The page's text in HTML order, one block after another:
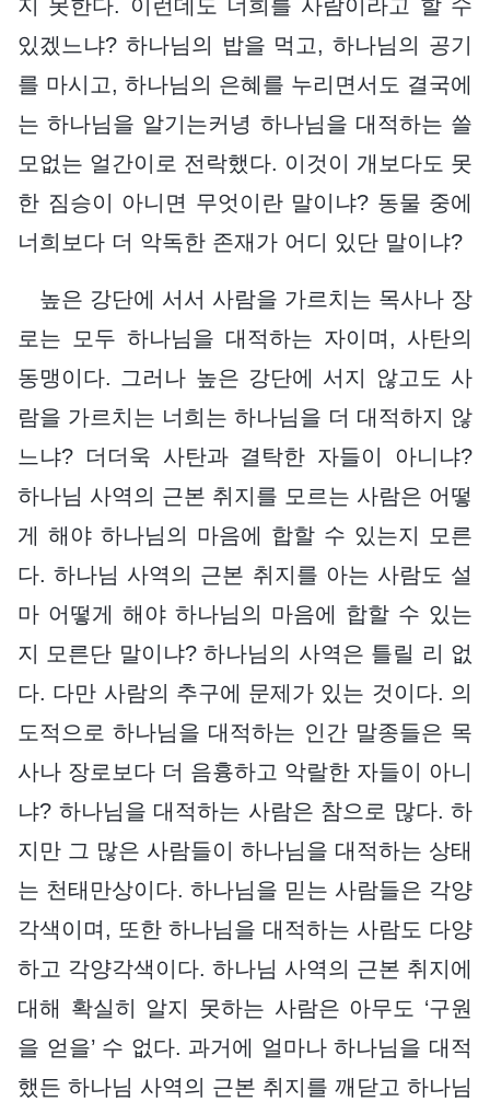
지 못한다. 이런데도 너희를 사람이라고 할 수
있겠느냐? 하나님의 밥을 먹고, 하나님의 공기
를 마시고, 하나님의 은혜를 누리면서도 결국에
는 하나님을 알기는커녕 하나님을 대적하는 쓸
모없는 얼간이로 전락했다. 이것이 개보다도 못
한 짐승이 아니면 무엇이란 말이냐? 동물 중에
너희보다 더 악독한 존재가 어디 있단 말이냐?
높은 강단에 서서 사람을 가르치는 목사나 장
로는 모두 하나님을 대적하는 자이며, 사탄의
동맹이다. 그러나 높은 강단에 서지 않고도 사
람을 가르치는 너희는 하나님을 더 대적하지 않
느냐? 더더욱 사탄과 결탁한 자들이 아니냐?
하나님 사역의 근본 취지를 모르는 사람은 어떻
게 해야 하나님의 마음에 합할 수 있는지 모른
다. 하나님 사역의 근본 취지를 아는 사람도 설
마 어떻게 해야 하나님의 마음에 합할 수 있는
지 모른단 말이냐? 하나님의 사역은 틀릴 리 없
다. 다만 사람의 추구에 문제가 있는 것이다. 의
도적으로 하나님을 대적하는 인간 말종들은 목
사나 장로보다 더 음흉하고 악랄한 자들이 아니
냐? 하나님을 대적하는 사람은 참으로 많다. 하
지만 그 많은 사람들이 하나님을 대적하는 상태
는 천태만상이다. 하나님을 믿는 사람들은 각양
각색이며, 또한 하나님을 대적하는 사람도 다양
하고 각양각색이다. 하나님 사역의 근본 취지에
대해 확실히 알지 못하는 사람은 아무도 ‘구원
을 얻을’ 수 없다. 과거에 얼마나 하나님을 대적
했든 하나님 사역의 근본 취지를 깨닫고 하나님